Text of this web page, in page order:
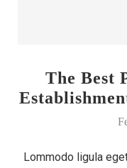
The Best
Lommodo ligula